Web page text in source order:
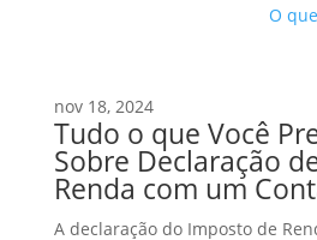
O
nov 18, 2024
Tudo o que Você
Sobre Declaração
Renda com um
A declaração do Imposto de